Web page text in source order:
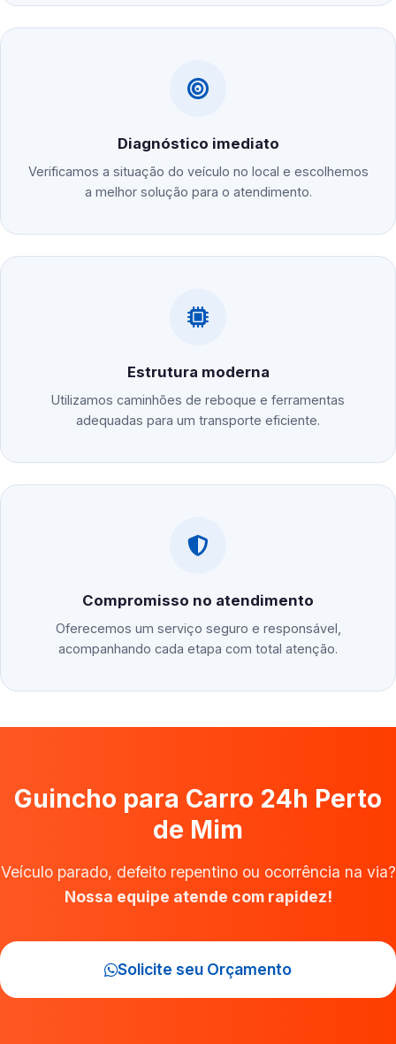
Diagnóstico imediato
Verificamos a situação do veículo no local e escolhemos
a melhor solução para o atendimento.
Estrutura moderna
Utilizamos caminhões de reboque e ferramentas
adequadas para um transporte eficiente.
Compromisso no atendimento
Oferecemos um serviço seguro e responsável,
acompanhando cada etapa com total atenção.
Guincho para Carro 24h Perto
de Mim
Veículo parado, defeito repentino ou ocorrência na via?
Nossa equipe atende com rapidez!
Solicite seu Orçamento